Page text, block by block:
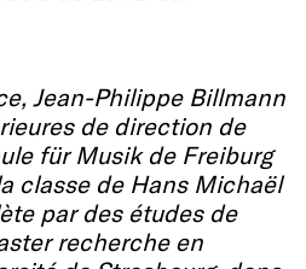
Jean-Philippe Billmann
de direction de
für Musik de Freiburg
classe de Hans Michaël
par des études de
recherche en